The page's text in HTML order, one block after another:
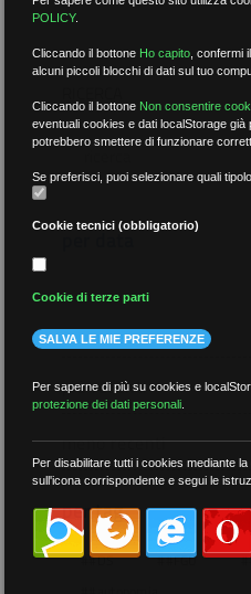
per data
più recenti
meno recenti
per tag
##DS ##FGU
POLICY.
Cliccando il bottone Ho capito ,confermi
alcuni piccoli blocchi di dati sul tuo
Cliccando il bottone Non consentire
eventuali cookies e dati localStorage
potrebbero smettere di funzionare
Se preferisci, puoi selezionare quali
Cookie tecnici (obbligatorio)
Cookie di terze parti
SALVA LE MIE PREFERENZE
Per saperne di più su cookies e
protezione dei dati personali
Per disabilitare tutti i cookies mediante
sull'icona corrispondente e segui le